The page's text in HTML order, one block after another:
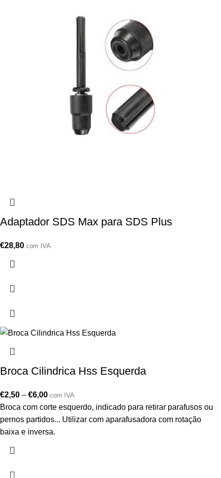
Adaptador SDS Max para SDS Plus
€28,80 com IVA
Broca Cilindrica Hss Esquerda
€2,50 – €6,00 com IVA
Broca com corte esquerdo, indicado para retirar parafusos ou
pernos partidos... Utilizar com aparafusadora com rotação
baixa e inversa.